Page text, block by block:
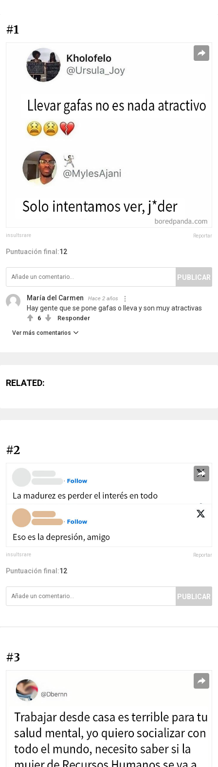
#1
insultsrare Reportar
Puntuación final:12
PUBLICAR
María del Carmen Hace 2 años
Hay gente que se pone gafas o lleva y son muy atractivas
6 Responder
Ver más comentarios
RELATED:
#2
insultsrare Reportar
Puntuación final:12
PUBLICAR
#3